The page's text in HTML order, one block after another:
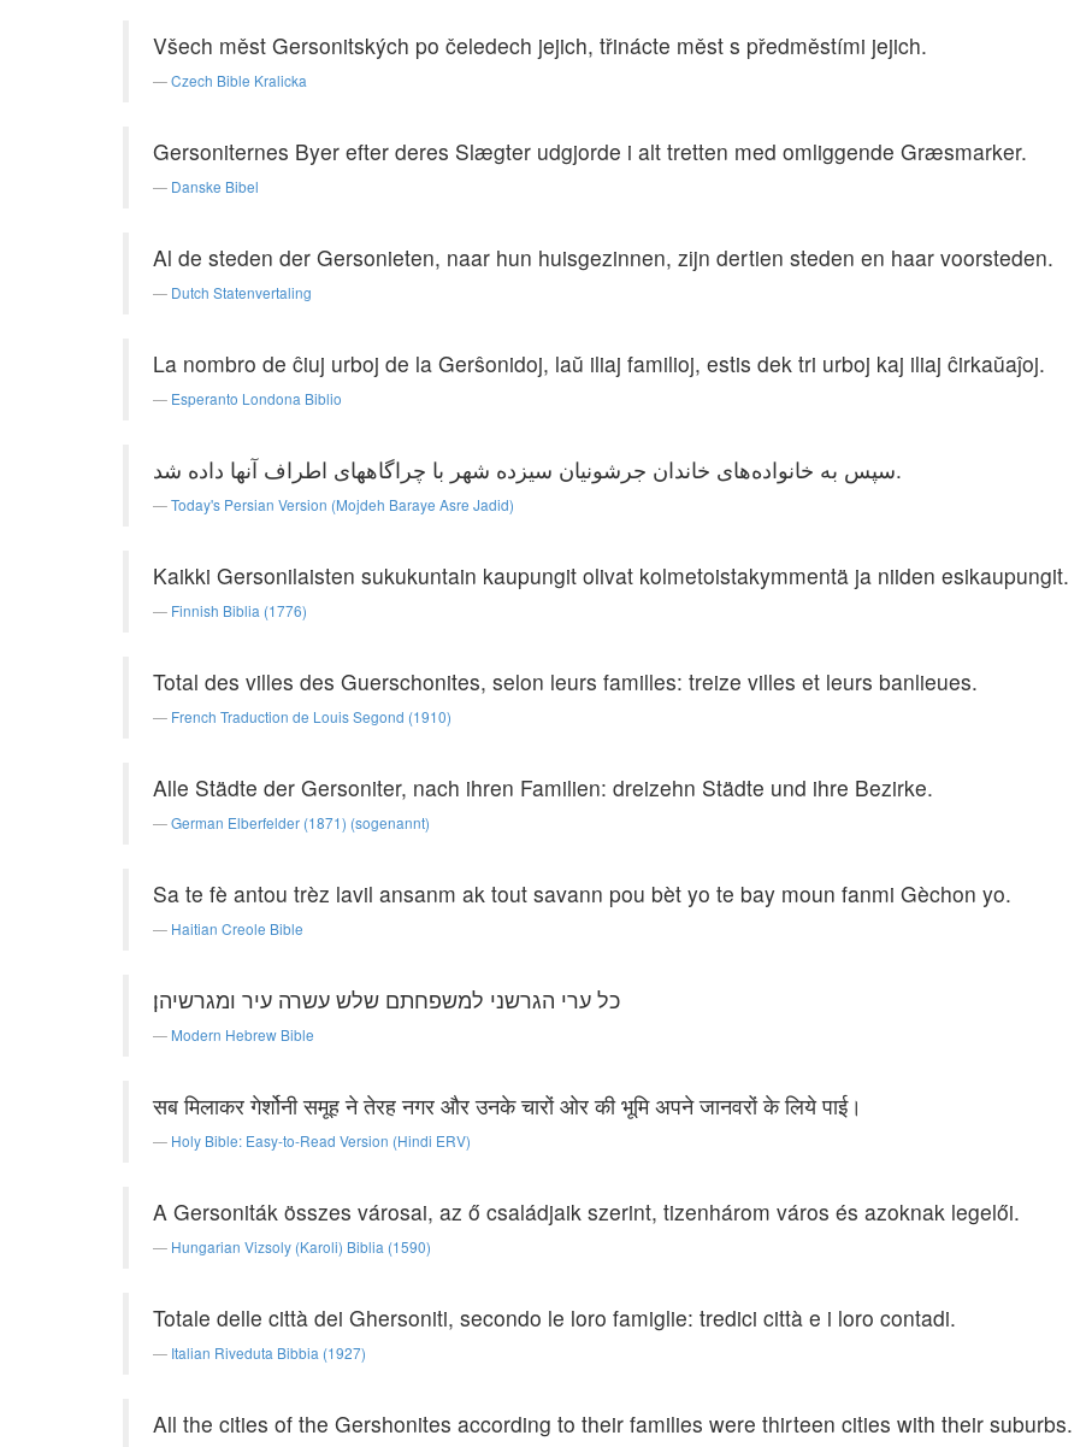
Všech měst Gersonitských po čeledech jejich, třinácte měst s předměstími jejich.
Czech Bible Kralicka
Gersoniternes Byer efter deres Slægter udgjorde i alt tretten med omliggende Græsmarker.
Danske Bibel
Al de steden der Gersonieten, naar hun huisgezinnen, zijn dertien steden en haar voorsteden.
Dutch Statenvertaling
La nombro de ĉiuj urboj de la Gerŝonidoj, laŭ iliaj familioj, estis dek tri urboj kaj iliaj ĉirkaŭaĵoj.
Esperanto Londona Biblio
سپس به خانواده‌های خاندان جرشونیان سیزده شهر با چراگاههای اطراف آنها داده شد.
Today's Persian Version (Mojdeh Baraye Asre Jadid)
Kaikki Gersonilaisten sukukuntain kaupungit olivat kolmetoistakymmentä ja niiden esikaupungit.
Finnish Biblia (1776)
Total des villes des Guerschonites, selon leurs familles: treize villes et leurs banlieues.
French Traduction de Louis Segond (1910)
Alle Städte der Gersoniter, nach ihren Familien: dreizehn Städte und ihre Bezirke.
German Elberfelder (1871) (sogenannt)
Sa te fè antou trèz lavil ansanm ak tout savann pou bèt yo te bay moun fanmi Gèchon yo.
Haitian Creole Bible
כל ערי הגרשני למשפחתם שלש עשרה עיר ומגרשיהן׃
Modern Hebrew Bible
सब मिलाकर गेर्शोनी समूह ने तेरह नगर और उनके चारों ओर की भूमि अपने जानवरों के लिये पाई।
Holy Bible: Easy-to-Read Version (Hindi ERV)
A Gersoniták összes városai, az ő családjaik szerint, tizenhárom város és azoknak legelői.
Hungarian Vizsoly (Karoli) Biblia (1590)
Totale delle città dei Ghersoniti, secondo le loro famiglie: tredici città e i loro contadi.
Italian Riveduta Bibbia (1927)
All the cities of the Gershonites according to their families were thirteen cities with their suburbs.